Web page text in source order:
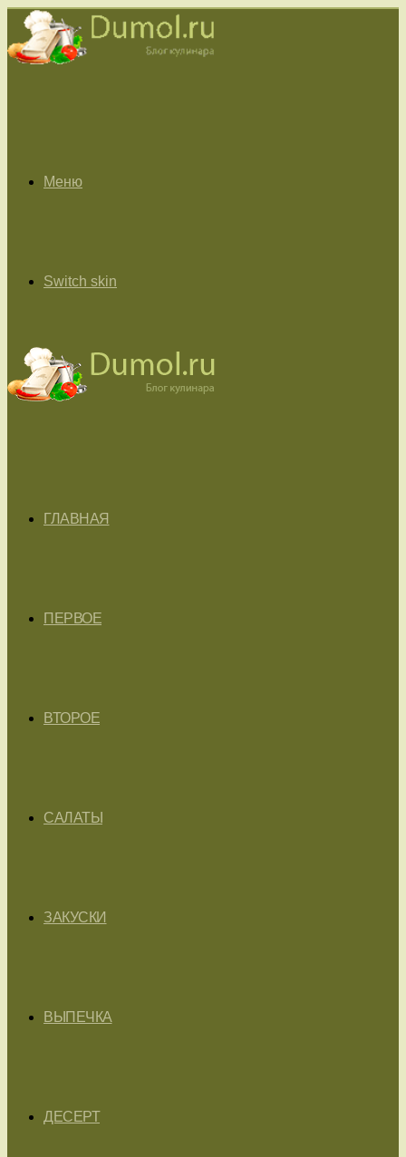
Меню
Switch skin
ГЛАВНАЯ
ПЕРВОЕ
ВТОРОЕ
САЛАТЫ
ЗАКУСКИ
ВЫПЕЧКА
ДЕСЕРТ